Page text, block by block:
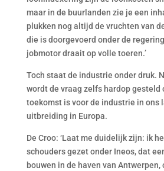
maar in de buurlanden zie je een
plukken nog altijd de vruchten van
die is doorgevoerd onder de
jobmotor draait op volle toeren.’
Toch staat de industrie onder druk.
wordt de vraag zelfs hardop gesteld
toekomst is voor de industrie in ons
uitbreiding in Europa.
De Croo: ‘Laat me duidelijk zijn: ik
schouders gezet onder Ineos, dat
bouwen in de haven van Antwerpen,